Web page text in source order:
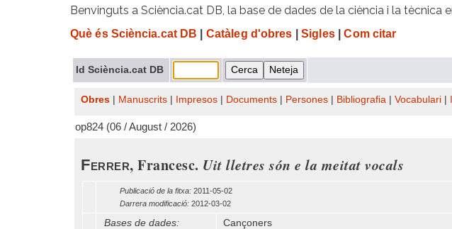
Benvinguts a Sciència.cat DB, la base de dades de la ciència i la tècnica
Què és Sciència.cat DB Catàleg d'obres Sigles| Com citar
Id Sciència.cat DB
Obres Manuscrits Impresos Documents Persones Bibliografia Vocabulari
op824 (06 / August / 2026)
Ferrer, Francesc. Uit lletres són e la meitat vocals
Publicació de la fitxa: 2011-05-02
Darrera modificació: 2012-03-02
Bases de dades: Cançoners